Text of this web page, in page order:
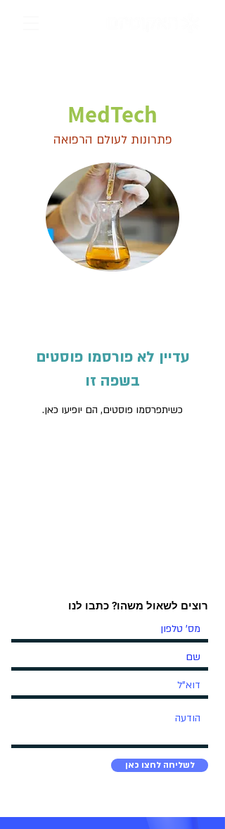
MedTech
פתרונות לעולם הרפואה
עדיין לא פורסמו פוסטים
בשפה זו
כשיתפרסמו פוסטים, הם יופיעו כאן.
רוצים לשאול משהו? כתבו לנו
לשליחה לחצו כאן